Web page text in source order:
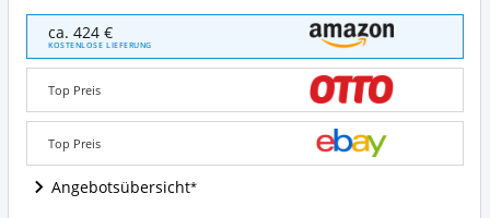
SAM
Baumkantentisch
180
cm
Spyro
Angebote:
Wo
ist
ca. 424 €
KOSTENLOSE LIEFERUNG
Top Preis
Top Preis
Angebotsübersicht